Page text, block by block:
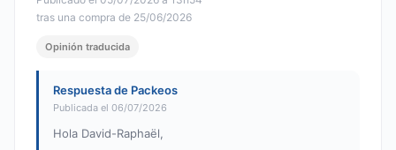
tras una compra de 25/06/2026
Opinión traducida
Respuesta de Packeos
Publicada el 06/07/2026
Hola David-Raphaël,